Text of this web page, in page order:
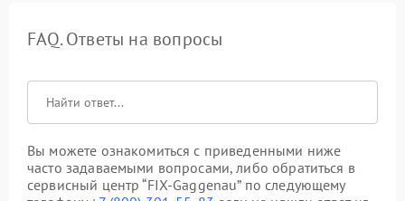
FAQ. Ответы на вопросы
Вы можете ознакомиться с приведенными ниже
часто задаваемыми вопросами, либо обратиться в
сервисный центр “FIX-Gaggenau” по следующему